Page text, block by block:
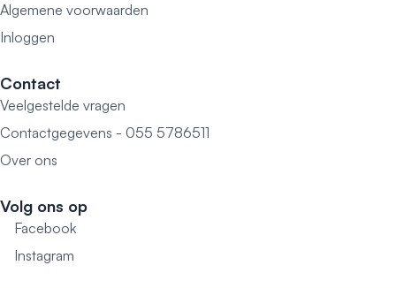
Algemene voorwaarden
Inloggen
Contact
Veelgestelde vragen
Contactgegevens - 055 5786511
Over ons
Volg ons op
Facebook
Instagram